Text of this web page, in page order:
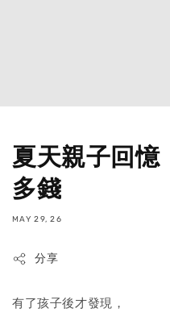
夏天親子回憶
多錢
MAY 29, 26
分享
有了孩子後才發現，